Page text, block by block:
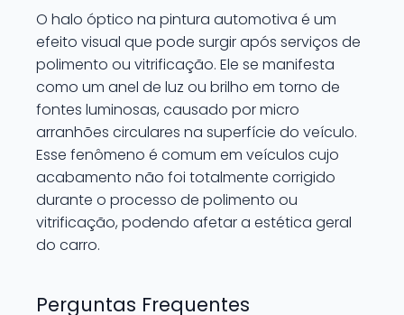
O halo óptico na pintura automotiva é um
efeito visual que pode surgir após serviços de
polimento ou vitrificação. Ele se manifesta
como um anel de luz ou brilho em torno de
fontes luminosas, causado por micro
arranhões circulares na superfície do veículo.
Esse fenômeno é comum em veículos cujo
acabamento não foi totalmente corrigido
durante o processo de polimento ou
vitrificação, podendo afetar a estética geral
do carro.
Perguntas Frequentes